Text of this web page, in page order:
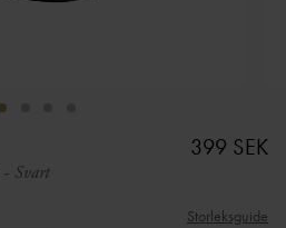
- Svart
399 SEK
Storleksguide